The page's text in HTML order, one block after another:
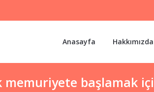
Anasayfa Hakkımızda
memuriyete başlamak